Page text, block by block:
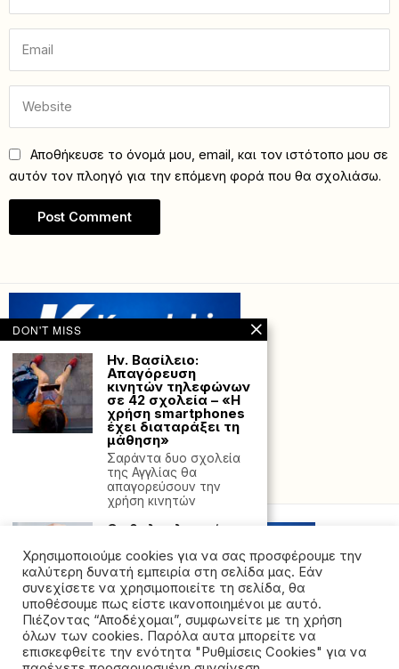
Αποθήκευσε το όνομά μου, email, και τον ιστότοπο μου σε
αυτόν τον πλοηγό για την επόμενη φορά που θα σχολιάσω.
by Hostville”)
©2026 - All rights reserved. Απαγορεύεται ρητά η
αναδημοσίευση χωρίς προηγούμενη έγγραφη άδεια
Χρησιμοποιούμε cookies για να σας προσφέρουμε την
καλύτερη δυνατή εμπειρία στη σελίδα μας. Εάν
συνεχίσετε να χρησιμοποιείτε τη σελίδα, θα
υποθέσουμε πως είστε ικανοποιημένοι με αυτό.
Πιέζοντας “Αποδέχομαι”, συμφωνείτε με τη χρήση
όλων των cookies. Παρόλα αυτα μπορείτε να
επισκεφθείτε την ενότητα "Ρυθμίσεις Cookies" για να
DON'T MISS
Ην. Βασίλειο:
Απαγόρευση
κινητών τηλεφώνων
σε 42 σχολεία – «Η
χρήση smartphones
έχει διαταράξει τη
μάθηση»
Σαράντα δυο σχολεία
της Αγγλίας θα
απαγορεύσουν την
χρήση κινητών
Οφθαλμολογική
Παραπλανητικές και
αβάσιμες οι
«μαγικές λύσεις»
για διόρθωση
μυωπίας με
σταγόνες
Η συγκεκριμένη
διαδικασία περί